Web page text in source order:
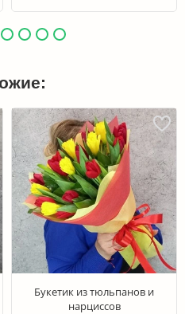
Букетик из тюльпанов и
нарциссов